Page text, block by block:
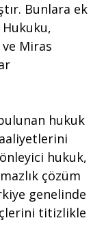
Bunlara ek
Miras
hukuk
hukuk,
çözüm
genelinde
titizlikle